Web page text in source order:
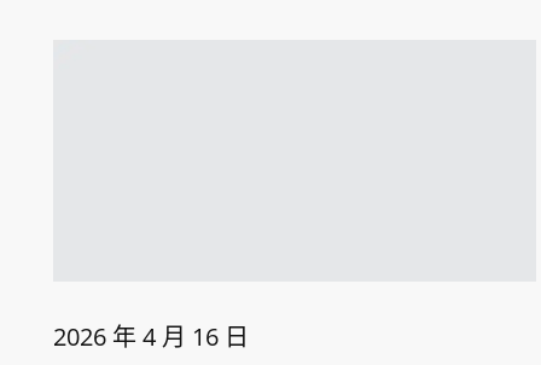
2026 年 4 月 16 日